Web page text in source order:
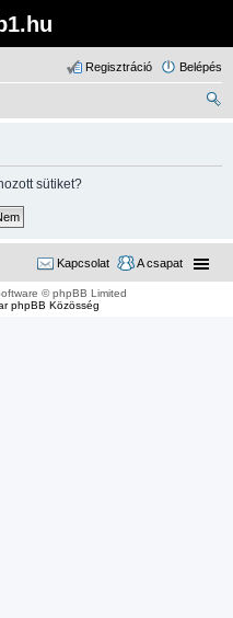
Belépés
Regisztráció
sütiket?
A csapat
Kapcsolat
© phpBB Limited
phpBB Közösség